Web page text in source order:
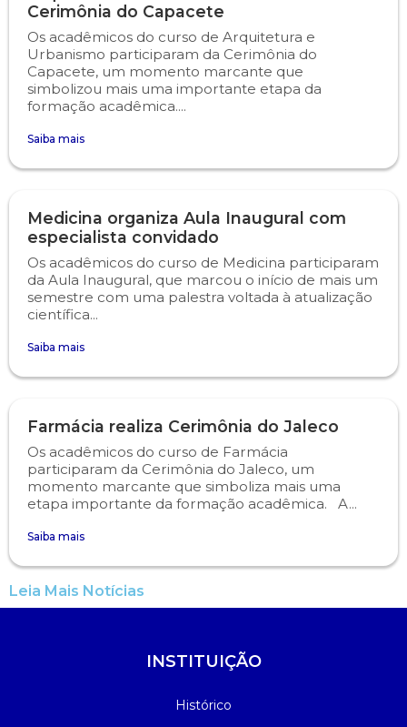
Cerimônia do Capacete
Os acadêmicos do curso de Arquitetura e
Urbanismo participaram da Cerimônia do
Capacete, um momento marcante que
simbolizou mais uma importante etapa da
formação acadêmica....
Saiba mais
Medicina organiza Aula Inaugural com
especialista convidado
Os acadêmicos do curso de Medicina participaram
da Aula Inaugural, que marcou o início de mais um
semestre com uma palestra voltada à atualização
científica...
Saiba mais
Farmácia realiza Cerimônia do Jaleco
Os acadêmicos do curso de Farmácia
participaram da Cerimônia do Jaleco, um
momento marcante que simboliza mais uma
etapa importante da formação acadêmica. A...
Saiba mais
Leia Mais Notícias
INSTITUIÇÃO
Histórico